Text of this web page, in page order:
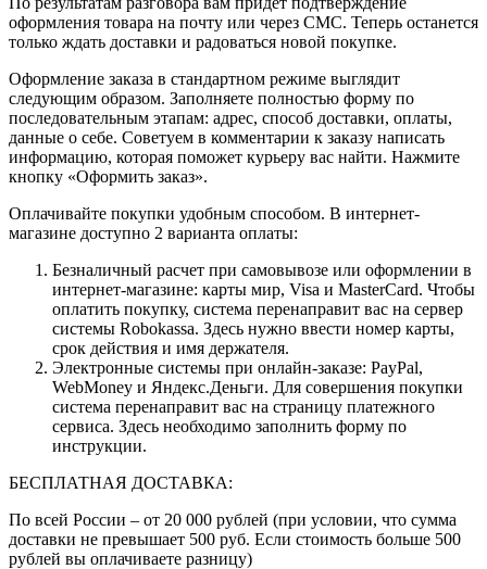
оформления товара на почту или через СМС. Теперь останется
только ждать доставки и радоваться новой покупке.
Оформление заказа в стандартном режиме выглядит
следующим образом. Заполняете полностью форму по
последовательным этапам: адрес, способ доставки, оплаты,
данные о себе. Советуем в комментарии к заказу написать
информацию, которая поможет курьеру вас найти. Нажмите
кнопку «Оформить заказ».
Оплачивайте покупки удобным способом. В интернет-
магазине доступно 2 варианта оплаты:
Безналичный расчет при самовывозе или оформлении в
интернет-магазине: карты мир, Visa и MasterCard. Чтобы
оплатить покупку, система перенаправит вас на сервер
системы Robokassa. Здесь нужно ввести номер карты,
срок действия и имя держателя.
Электронные системы при онлайн-заказе: PayPal,
WebMoney и Яндекс.Деньги. Для совершения покупки
система перенаправит вас на страницу платежного
сервиса. Здесь необходимо заполнить форму по
инструкции.
БЕСПЛАТНАЯ ДОСТАВКА:
По всей России – от 20 000 рублей (при условии, что сумма
доставки не превышает 500 руб. Если стоимость больше 500
рублей вы оплачиваете разницу)